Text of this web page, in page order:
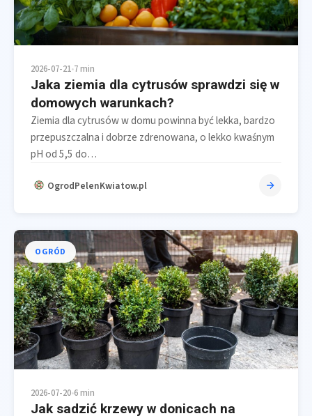
2026-07-21•7 min
Jaka ziemia dla cytrusów sprawdzi się w
domowych warunkach?
Ziemia dla cytrusów w domu powinna być lekka, bardzo
przepuszczalna i dobrze zdrenowana, o lekko kwaśnym
pH od 5,5 do…
OgrodPelenKwiatow.pl
OGRÓD
2026-07-20•6 min
Jak sadzić krzewy w donicach na